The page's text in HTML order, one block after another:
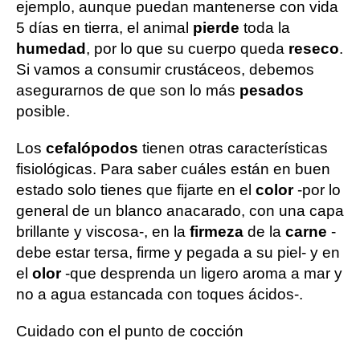
ejemplo, aunque puedan mantenerse con vida
5 días en tierra, el animal pierde toda la
humedad , por lo que su cuerpo queda reseco.
Si vamos a consumir crustáceos, debemos
asegurarnos de que son lo más pesados
posible.
Los cefalópodos tienen otras características
fisiológicas. Para saber cuáles están en buen
estado solo tienes que fijarte en el color-por lo
general de un blanco anacarado, con una capa
brillante y viscosa-, en la firmeza de la carne -
debe estar tersa, firme y pegada a su piel- y en
el olor-que desprenda un ligero aroma a mar y
no a agua estancada con toques ácidos-.
Cuidado con el punto de cocción